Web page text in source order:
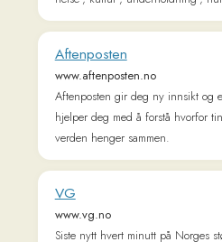
Aftenposten gir deg ny innsikt og et raskt
verden henger sammen.
VG
www.vg.no
Siste nytt hvert minutt på Norges største
Norge og verden, sport og underholdning.
Lær norsk nå – Resources and
learn Norwegian
laernorsknaa.com